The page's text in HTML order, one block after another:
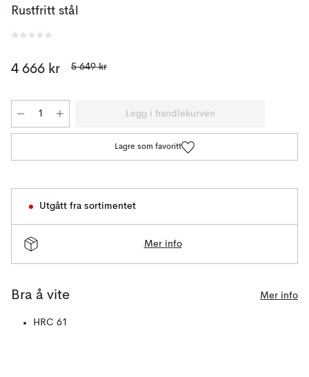
Rustfritt stål
4 666 kr 5 649 kr
Legg i handlekurven
Lagre som favoritt
Utgått fra sortimentet
Mer info
Bra å vite Mer info
HRC 61